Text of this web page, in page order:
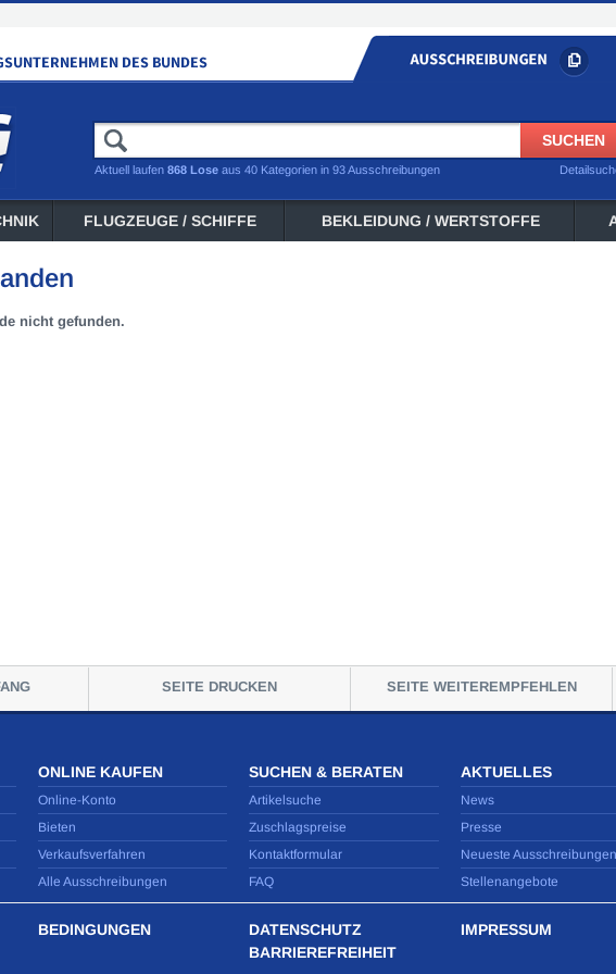
Aktuell laufen 868 Lose aus 40 Kategorien in 93 Ausschreibungen
FLUGZEUGE / SCHIFFE BEKLEIDUNG / WERTSTOFFE
nicht gefunden.
SEITE DRUCKEN SEITE WEITEREMPFEHLEN
ONLINE KAUFEN
Online-Konto
Bieten
Verkaufsverfahren
Alle Ausschreibungen
SUCHEN & BERATEN
Artikelsuche
Zuschlagspreise
Kontaktformular
FAQ
AKTUELLES
News
Presse
Neueste Ausschreibungen
Stellenangebote
BEDINGUNGEN
DATENSCHUTZ
BARRIEREFREIHEIT
IMPRESSUM